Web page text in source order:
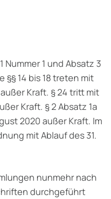
Nummer 1 und Absatz 3
§§ 14 bis 18 treten mit
Kraft. § 24 tritt mit
Kraft. § 2 Absatz 1a
2020 außer Kraft. Im
mit Ablauf des 31.
nunmehr nach
durchgeführt